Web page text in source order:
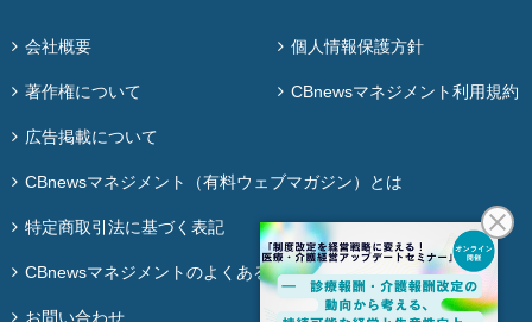
会社概要 個人情報保護方針
著作権について CBnewsマネジメント利用規約
広告掲載について
CBnewsマネジメント（有料ウェブマガジン）とは
特定商取引法に基づく表記
CBnewsマネジメントのよくある質問
お問い合わせ